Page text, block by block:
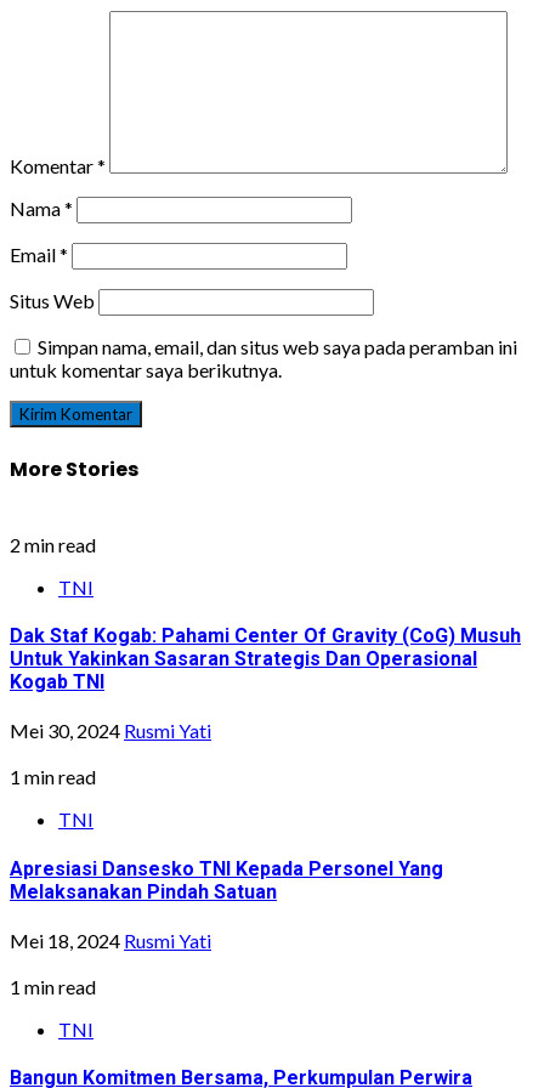
Komentar*
Nama*
Email*
Situs Web
Simpan nama, email, dan situs web saya pada peramban ini
untuk komentar saya berikutnya.
More Stories
2 min read
TNI
Dak Staf Kogab: Pahami Center Of Gravity (CoG) Musuh
Untuk Yakinkan Sasaran Strategis Dan Operasional
Kogab TNI
Mei 30, 2024 Rusmi Yati
1 min read
TNI
Apresiasi Dansesko TNI Kepada Personel Yang
Melaksanakan Pindah Satuan
Mei 18, 2024 Rusmi Yati
1 min read
TNI
Bangun Komitmen Bersama, Perkumpulan Perwira